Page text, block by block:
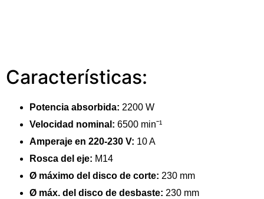
Características:
Potencia absorbida: 2200 W
Velocidad nominal: 6500 minˉ¹
Amperaje en 220-230 V: 10 A
Rosca del eje: M14
Ø máximo del disco de corte: 230 mm
Ø máx. del disco de desbaste: 230 mm